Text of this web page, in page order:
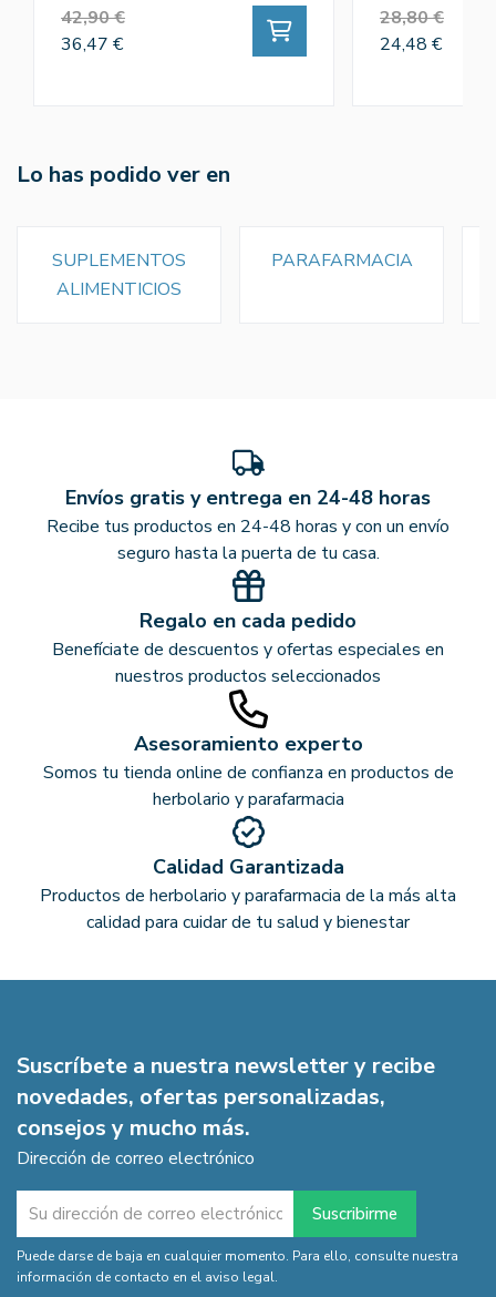
42,90 €
36,47 €
28,80 €
24,48 €
Lo has podido ver en
SUPLEMENTOS
ALIMENTICIOS
PARAFARMACIA
Envíos gratis y entrega en 24-48 horas
Recibe tus productos en 24-48 horas y con un envío
seguro hasta la puerta de tu casa.
Regalo en cada pedido
Benefíciate de descuentos y ofertas especiales en
nuestros productos seleccionados
Asesoramiento experto
Somos tu tienda online de confianza en productos de
herbolario y parafarmacia
Calidad Garantizada
Productos de herbolario y parafarmacia de la más alta
calidad para cuidar de tu salud y bienestar
Suscríbete a nuestra newsletter y recibe
novedades, ofertas personalizadas,
consejos y mucho más.
Dirección de correo electrónico
Puede darse de baja en cualquier momento. Para ello, consulte nuestra
información de contacto en el aviso legal.